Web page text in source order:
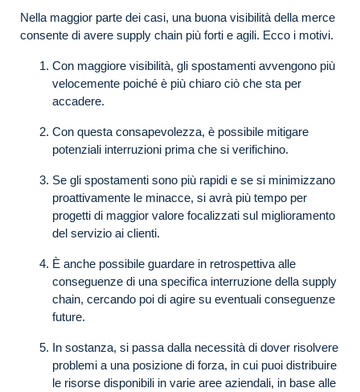
Nella maggior parte dei casi, una buona visibilità della merce
consente di avere supply chain più forti e agili. Ecco i motivi.
Con maggiore visibilità, gli spostamenti avvengono più
velocemente poiché è più chiaro ciò che sta per
accadere.
Con questa consapevolezza, è possibile mitigare
potenziali interruzioni prima che si verifichino.
Se gli spostamenti sono più rapidi e se si minimizzano
proattivamente le minacce, si avrà più tempo per
progetti di maggior valore focalizzati sul miglioramento
del servizio ai clienti.
È anche possibile guardare in retrospettiva alle
conseguenze di una specifica interruzione della supply
chain, cercando poi di agire su eventuali conseguenze
future.
In sostanza, si passa dalla necessità di dover risolvere
problemi a una posizione di forza, in cui puoi distribuire
le risorse disponibili in varie aree aziendali, in base alle